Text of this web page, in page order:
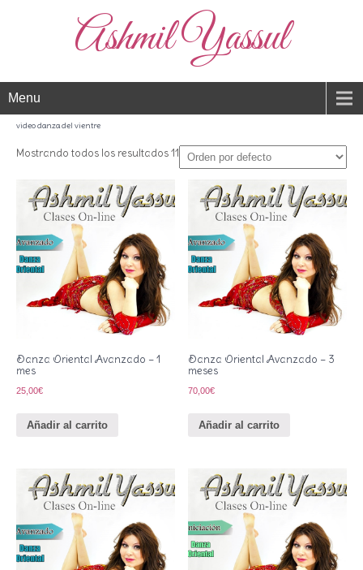
Ashmil Yassul
Menu
video danza del vientre
Mostrando todos los resultados 11
Danza Oriental Avanzado – 1
mes
25,00€
Añadir al carrito
Danza Oriental Avanzado – 3
meses
70,00€
Añadir al carrito